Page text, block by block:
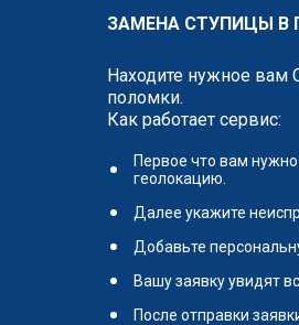
ЗАМЕНА СТУПИЦЫ В
Находите нужное вам
поломки.
Как работает сервис:
Первое что вам
геолокацию.
Далее укажите
Добавьте
Вашу заявку увидят
После отправки